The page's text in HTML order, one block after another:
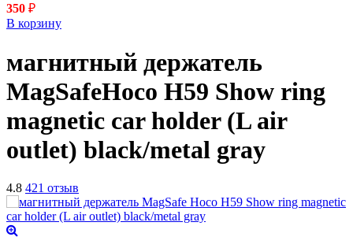
350 ₽
В корзину
магнитный держатель
MagSafeHoco H59 Show ring
magnetic car holder (L air
outlet) black/metal gray
4.8 421 отзыв